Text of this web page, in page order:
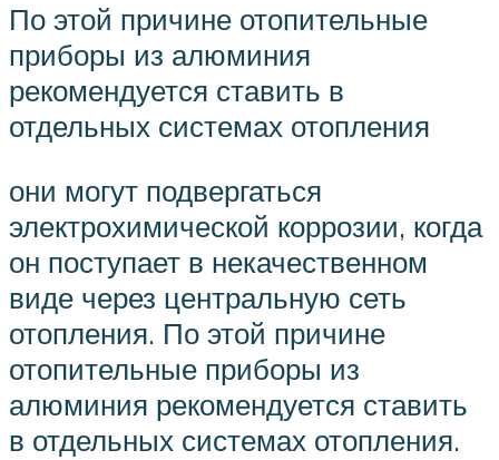
По этой причине отопительные
приборы из алюминия
рекомендуется ставить в
отдельных системах отопления
они могут подвергаться
электрохимической коррозии, когда
он поступает в некачественном
виде через центральную сеть
отопления. По этой причине
отопительные приборы из
алюминия рекомендуется ставить
в отдельных системах отопления.